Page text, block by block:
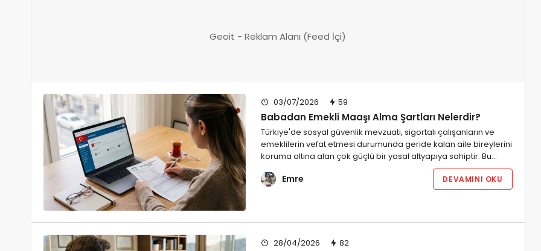
Geoit - Reklam Alanı (Feed İçi)
03/07/2026 59
Babadan Emekli Maaşı Alma Şartları Nelerdir?
Türkiye'de sosyal güvenlik mevzuatı, sigortalı çalışanların ve
emeklilerin vefat etmesi durumunda geride kalan aile bireylerini
koruma altına alan çok güçlü bir yasal altyapıya sahiptir. Bu…
Emre DEVAMINI OKU
28/04/2026 82